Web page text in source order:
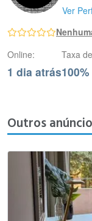
Ver
Online:
1 dia atrás
Taxa
100%
Outros